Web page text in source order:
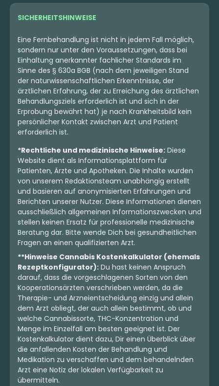
SICHERHEITSHINWEISE
Eine Fernbehandlung ist nicht in jedem Fall möglich,
sondern nur unter den Voraussetzungen, dass bei
Einhaltung anerkannter fachlicher Standards im
Sinne des § 630a BGB (nach dem jeweiligen Stand
der naturwissenschaftlichen Erkenntnisse, der
ärztlichen Erfahrung, der zu Erreichung des ärztlichen
Behandlungsziels erforderlich ist und sich in der
Erprobung bewährt hat) je nach Krankheitsbild kein
persönlicher Kontakt zwischen Arzt und Patient
erforderlich ist.
*Rechtliche und medizinische Hinweise: Diese
Website dient als Informationsplattform für
Patienten, Ärzte und Apotheken. Die Inhalte wurden
von unserem Redaktionsteam unabhängig erstellt
und basieren auf anonymisierten Erfahrungen und
Berichten unserer Nutzer. Diese Informationen dienen
ausschließlich allgemeinen Informationszwecken und
stellen keinen Ersatz für professionelle medizinische
Beratung dar. Bitte wende Dich bei gesundheitlichen
Fragen an einen qualifizierten Arzt.
**Hinweise Cannabis Kostenkalkulator (ehemals
Rezeptkonfigurator): Du hast keinen Anspruch
darauf, dass die vorgeschlagenen Sorten von den
Kooperationsärzten verschrieben werden, da die
Therapie- und Arzneientscheidung einzig und allein
dem Arzt obliegt, der auch allein bestimmt, ob und
welche Cannabissorte, THC-Konzentration und
Menge im Einzelfall am besten geeignet ist. Der
Kostenkalkulator dient dazu, Dir einen Überblick über
die anfallenden Kosten der Behandlung und
Medikation zu verschaffen und dem behandelnden
Arzt eine Notiz der lokalen Verfügbarkeit zu
übermitteln.